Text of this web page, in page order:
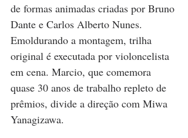
de formas animadas criadas por Bruno
Dante e Carlos Alberto Nunes.
Emoldurando a montagem, trilha
original é executada por violoncelista
em cena. Marcio, que comemora
quase 30 anos de trabalho repleto de
prêmios, divide a direção com Miwa
Yanagizawa.